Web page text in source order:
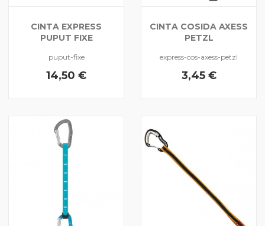
CINTA EXPRESS
PUPUT FIXE
puput-fixe
14,50 €
CINTA COSIDA AXESS
PETZL
express-cos-axess-petzl
3,45 €